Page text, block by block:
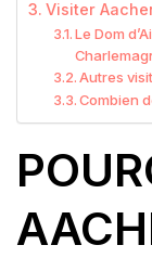
Visiter
Le Dom
Autres
Combien